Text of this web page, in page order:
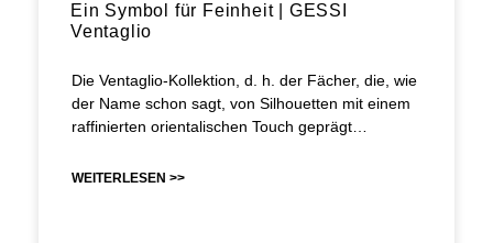
Ein Symbol für Feinheit | GESSI
Ventaglio
Die Ventaglio-Kollektion, d. h. der Fächer, die, wie
der Name schon sagt, von Silhouetten mit einem
raffinierten orientalischen Touch geprägt…
WEITERLESEN >>